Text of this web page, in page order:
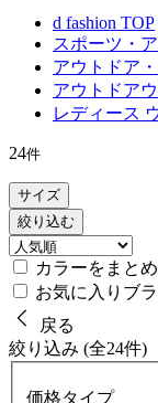
d fashion TOP
スポーツ・
アウトドア
アウトドア
レディース
24件
サイズ
絞り込む
カラーをまと
お気に入りブ
戻る
絞り込み (全24件)
価格タイプ